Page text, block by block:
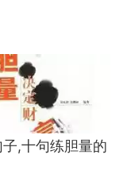
翻）
,十句练胆量的